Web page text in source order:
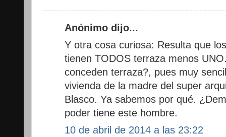
Anónimo dijo...
Y otra cosa curiosa: Resulta que
tienen TODOS terraza menos
conceden terraza?, pues muy
vivienda de la madre del super
Blasco. Ya sabemos por qué.
poder tiene este hombre.
10 de abril de 2014 a las 23:22